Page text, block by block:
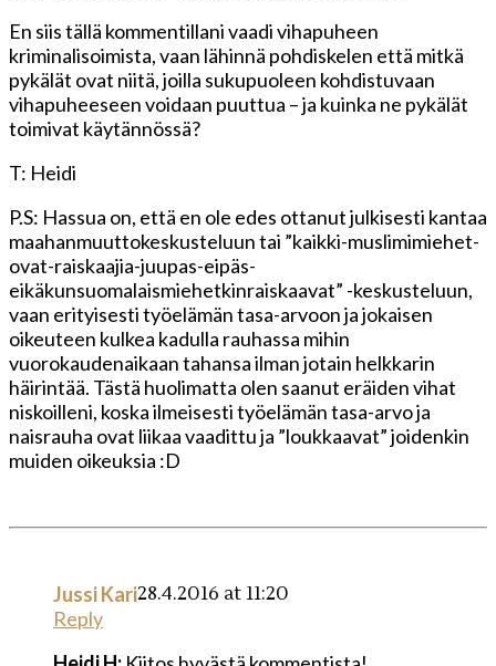
En siis tällä kommentillani vaadi vihapuheen
kriminalisoimista, vaan lähinnä pohdiskelen että mitkä
pykälät ovat niitä, joilla sukupuoleen kohdistuvaan
vihapuheeseen voidaan puuttua – ja kuinka ne pykälät
toimivat käytännössä?
T: Heidi
P.S: Hassua on, että en ole edes ottanut julkisesti kantaa
maahanmuuttokeskusteluun tai ”kaikki-muslimimiehet-
ovat-raiskaajia-juupas-eipäs-
eikäkunsuomalaismiehetkinraiskaavat” -keskusteluun,
vaan erityisesti työelämän tasa-arvoon ja jokaisen
oikeuteen kulkea kadulla rauhassa mihin
vuorokaudenaikaan tahansa ilman jotain helkkarin
häirintää. Tästä huolimatta olen saanut eräiden vihat
niskoilleni, koska ilmeisesti työelämän tasa-arvo ja
naisrauha ovat liikaa vaadittu ja ”loukkaavat” joidenkin
muiden oikeuksia :D
Jussi Kari28.4.2016 at 11:20
Reply